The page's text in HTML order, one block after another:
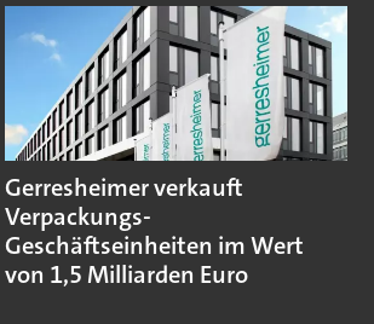
Gerresheimer verkauft
Verpackungs-
Geschäftseinheiten im Wert
von 1,5 Milliarden Euro